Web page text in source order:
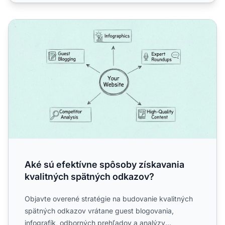
Aké sú efektívne spôsoby získavania kvalitných
Aké sú efektívne spôsoby získavania
kvalitných spätných odkazov?
Objavte overené stratégie na budovanie kvalitných
spätných odkazov vrátane guest blogovania,
infografík, odborných prehľadov a analýzy